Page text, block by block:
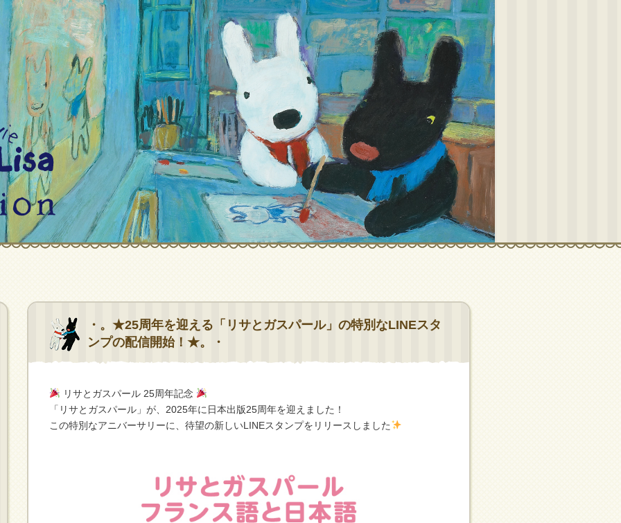
・。★25周年を迎える「リサとガスパール」の特別なLINEスタ
ンプの配信開始！★。・
リサとガスパール 25周年記念
「リサとガスパール」が、2025年に日本出版25周年を迎えました！
この特別なアニバーサリーに、待望の新しいLINEスタンプをリリースしました